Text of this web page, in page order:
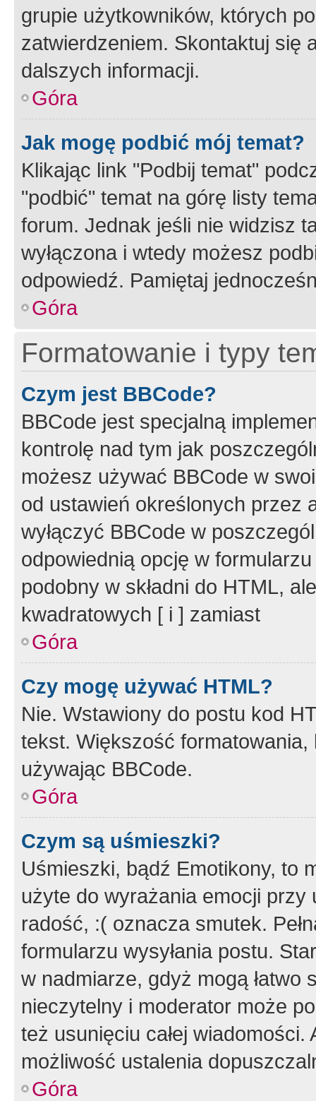
grupie użytkowników, których
zatwierdzeniem. Skontaktuj się
dalszych informacji.
Góra
Jak mogę podbić mój temat?
Klikając link "Podbij temat"
"podbić" temat na górę listy
forum. Jednak jeśli nie widzisz
wyłączona i wtedy możesz
odpowiedź. Pamiętaj
Góra
Formatowanie i typy
Czym jest BBCode?
BBCode jest specjalną
kontrolę nad tym jak
możesz używać BBCode w
od ustawień określonych przez
wyłączyć BBCode w
odpowiednią opcję w
podobny w składni do HTML,
kwadratowych [ i ] zamiast
Góra
Czy mogę używać HTML?
Nie. Wstawiony do postu kod
tekst. Większość
używając BBCode.
Góra
Czym są uśmieszki?
Uśmieszki, bądź Emotikony, to
użyte do wyrażania emocji
radość, :( oznacza smutek.
formularzu wysyłania postu.
w nadmiarze, gdyż mogą
nieczytelny i moderator może
też usunięciu całej
możliwość ustalenia
Góra